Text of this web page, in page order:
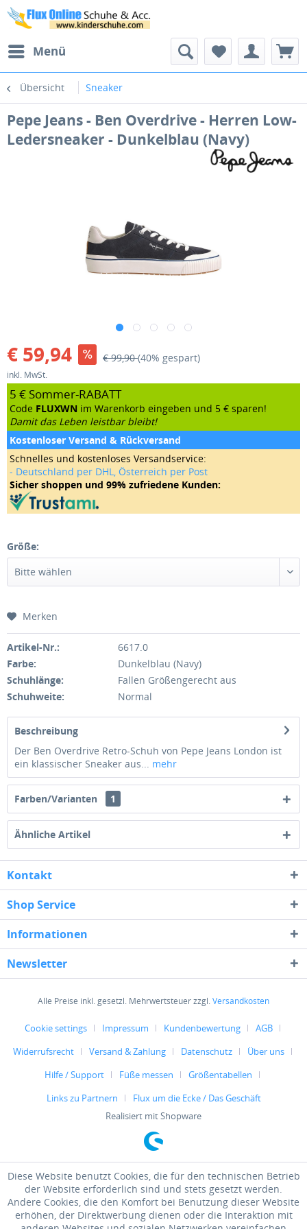
Menü
Übersicht Sneaker
Pepe Jeans - Ben Overdrive - Herren Low-
Ledersneaker - Dunkelblau (Navy)
€ 59,94 € 99,90(40% gespart)
inkl. MwSt.
5 € Sommer-RABATT
Code FLUXWN im Warenkorb eingeben und 5 € sparen!
Damit das Leben leistbar bleibt!
Kostenloser Versand & Rückversand
Schnelles und kostenloses Versandservice:
- Deutschland per DHL, Österreich per Post
Sicher shoppen und 99% zufriedene Kunden:
Größe:
Merken
Artikel-Nr.:
6617.0
Farbe:
Dunkelblau (Navy)
Schuhlänge:
Fallen Größengerecht aus
Schuhweite:
Normal
Beschreibung
Der Ben Overdrive Retro-Schuh von Pepe Jeans London ist
ein klassischer Sneaker aus... mehr
Farben/Varianten 1
Ähnliche Artikel
Kontakt
Shop Service
Informationen
Newsletter
Alle Preise inkl. gesetzl. Mehrwertsteuer zzgl.Versandkosten
Cookie settings Impressum Kundenbewertung
AGB
Widerrufsrecht
Versand & Zahlung Datenschutz
Über uns
Hilfe / Support
Füße messen
Größentabellen
Links zu Partnern
Flux um die Ecke / Das Geschäft
Realisiert mit Shopware
Diese Website benutzt Cookies, die für den technischen Betrieb
der Website erforderlich sind und stets gesetzt werden.
Andere Cookies, die den Komfort bei Benutzung dieser Website
erhöhen, der Direktwerbung dienen oder die Interaktion mit